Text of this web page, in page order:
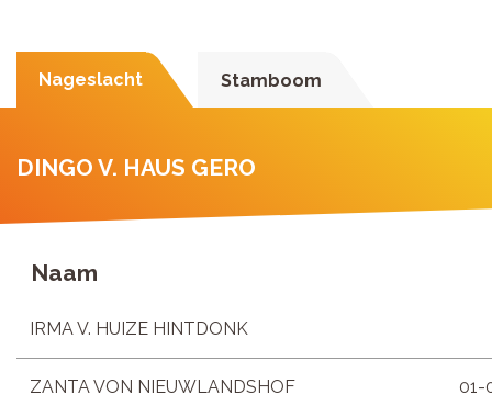
Nageslacht Stamboom
DINGO V. HAUS GERO
Naam
IRMA V. HUIZE HINTDONK
ZANTA VON NIEUWLANDSHOF 01-